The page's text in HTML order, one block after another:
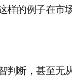
样的例子在市
断，甚至无